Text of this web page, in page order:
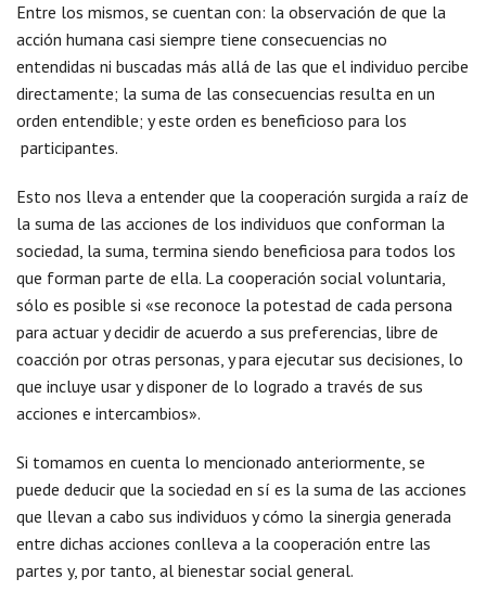
Entre los mismos, se cuentan con: la observación de que la
acción humana casi siempre tiene consecuencias no
entendidas ni buscadas más allá de las que el individuo percibe
directamente; la suma de las consecuencias resulta en un
orden entendible; y este orden es beneficioso para los
participantes.
Esto nos lleva a entender que la cooperación surgida a raíz de
la suma de las acciones de los individuos que conforman la
sociedad, la suma, termina siendo beneficiosa para todos los
que forman parte de ella. La cooperación social voluntaria,
sólo es posible si «se reconoce la potestad de cada persona
para actuar y decidir de acuerdo a sus preferencias, libre de
coacción por otras personas, y para ejecutar sus decisiones, lo
que incluye usar y disponer de lo logrado a través de sus
acciones e intercambios».
Si tomamos en cuenta lo mencionado anteriormente, se
puede deducir que la sociedad en sí es la suma de las acciones
que llevan a cabo sus individuos y cómo la sinergia generada
entre dichas acciones conlleva a la cooperación entre las
partes y, por tanto, al bienestar social general.